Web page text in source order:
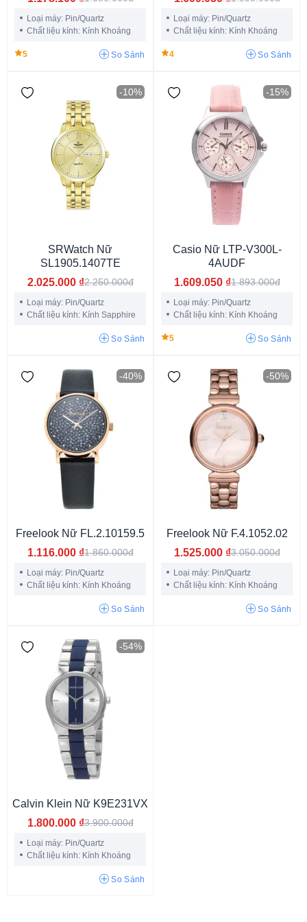
Vỏ màu tím
Vỏ màu cam
Vỏ màu nâu
Vỏ màu xám
Vỏ phối màu
Vỏ trong suốt
Vỏ màu vàng
Vỏ màu đen
Thùng rượu Bát giác tròn Elip
Bát giác
Đa giác
Mặt tròn Mặt chữ nhật Mặt vuông
G-Shock G-Steel Carnival 12 con giáp
G-Shock Rangeman
ITZY G-Shock Đồng hồ đôi
Mới ra mắt 2024
Đồng hồ học sinh
Citizen Tsuyosa
Đồng hồ Vintage
Citizen Zenshin
Khảm rồng Skeleton
Quân đội Tối giản Hiện đại
Sang trọng
Cá tính Cổ điển
Loại máy: Pin/Quartz
Chất liệu kính: Kính Khoáng
5 So Sánh
Loại máy: Pin/Quartz
Chất liệu kính: Kính Khoáng
4 So Sánh
-10%
SRWatch Nữ
SL1905.1407TE
2.025.000 ₫2.250.000đ
Loại máy: Pin/Quartz
Chất liệu kính: Kính Sapphire
So Sánh
-15%
Casio Nữ LTP-V300L-
4AUDF
1.609.050 ₫1.893.000đ
Loại máy: Pin/Quartz
Chất liệu kính: Kính Khoáng
5 So Sánh
-40%
Freelook Nữ FL.2.10159.5
1.116.000 ₫1.860.000đ
Loại máy: Pin/Quartz
Chất liệu kính: Kính Khoáng
So Sánh
-50%
Freelook Nữ F.4.1052.02
1.525.000 ₫3.050.000đ
Loại máy: Pin/Quartz
Chất liệu kính: Kính Khoáng
So Sánh
-54%
Calvin Klein Nữ K9E231VX
1.800.000 ₫3.900.000đ
Loại máy: Pin/Quartz
Chất liệu kính: Kính Khoáng
So Sánh